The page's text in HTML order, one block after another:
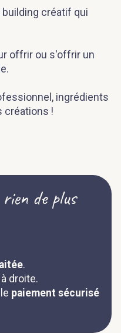
building créatif qui
offrir ou s'offrir un
ingrédients
créations !
de plus
.
droite.
paiement sécurisé